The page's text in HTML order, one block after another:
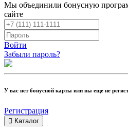
Мы объединили бонусную
сайте
Войти
Забыли пароль?
У вас нет бонусной карты или вы еще не
Регистрация
Каталог